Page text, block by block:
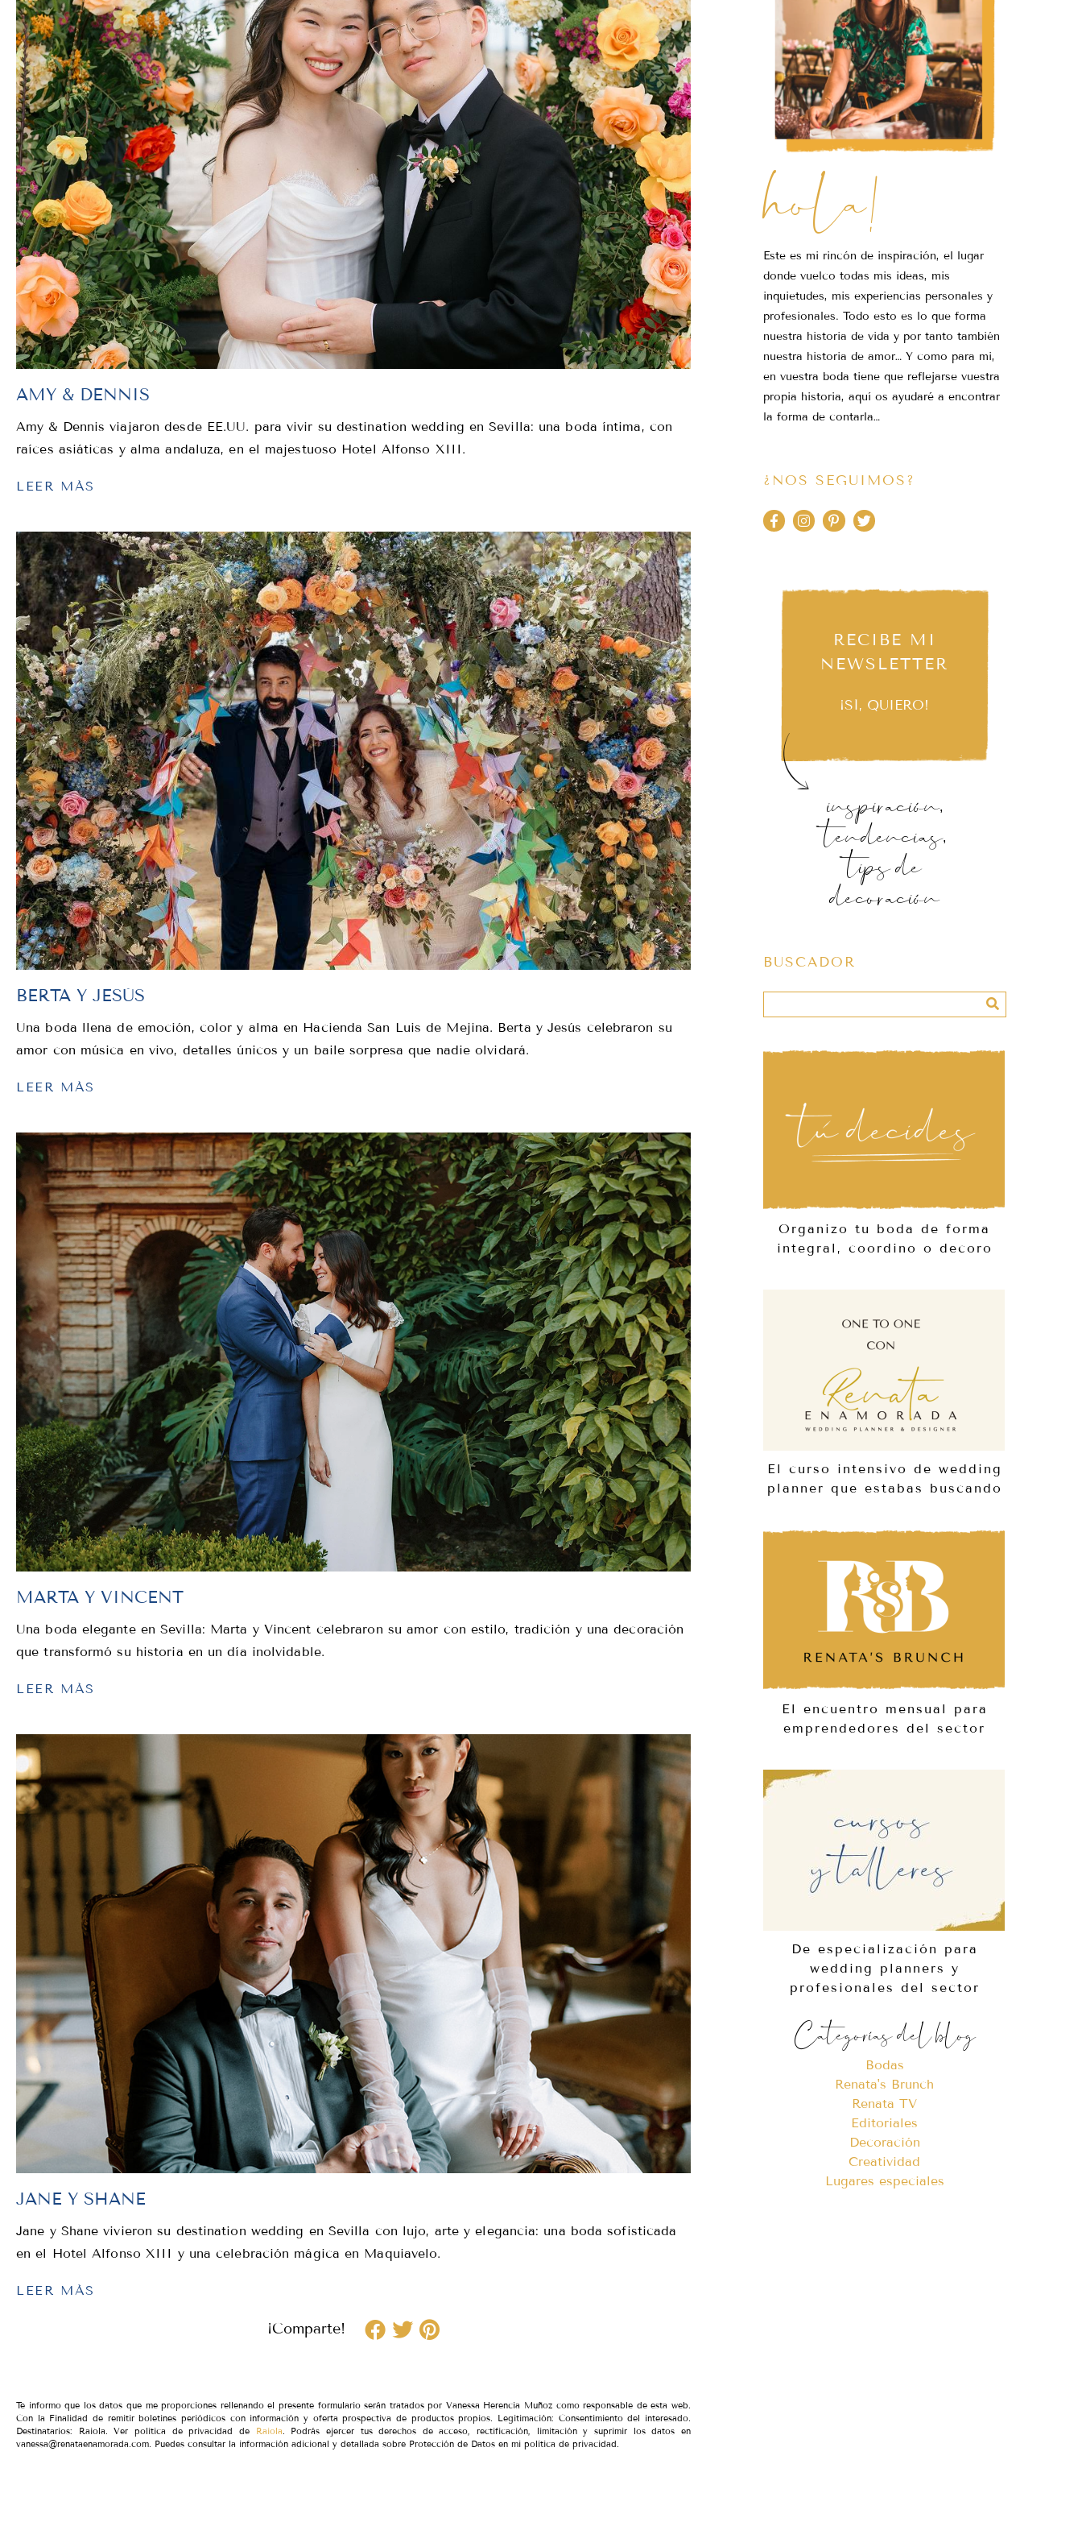
AMY & DENNIS
Amy & Dennis viajaron desde EE.UU. para vivir su destination wedding en Sevilla: una boda íntima, con
raíces asiáticas y alma andaluza, en el majestuoso Hotel Alfonso XIII.
LEER MÁS
BERTA Y JESÚS
Una boda llena de emoción, color y alma en Hacienda San Luis de Mejina. Berta y Jesús celebraron su
amor con música en vivo, detalles únicos y un baile sorpresa que nadie olvidará.
LEER MÁS
MARTA Y VINCENT
Una boda elegante en Sevilla: Marta y Vincent celebraron su amor con estilo, tradición y una decoración
que transformó su historia en un día inolvidable.
LEER MÁS
JANE Y SHANE
Jane y Shane vivieron su destination wedding en Sevilla con lujo, arte y elegancia: una boda sofisticada
en el Hotel Alfonso XIII y una celebración mágica en Maquiavelo.
LEER MÁS
¡Comparte!
Te informo que los datos que me proporciones rellenando el presente formulario serán tratados por Vanessa Herencia Muñoz como responsable de esta web.
Con la Finalidad de remitir boletines periódicos con información y oferta prospectiva de productos propios. Legitimación: Consentimiento del interesado.
Destinatarios: Raiola. Ver política de privacidad de
Raiola. Podrás ejercer tus derechos de acceso, rectificación, limitación y suprimir los datos en
vanessa@renataenamorada.com. Puedes consultar la información adicional y detallada sobre Protección de Datos en mi política de privacidad.
hola!
Este es mi rincón de inspiración, el lugar
donde vuelco todas mis ideas, mis
inquietudes, mis experiencias personales y
profesionales. Todo esto es lo que forma
nuestra historia de vida y por tanto también
nuestra historia de amor… Y como para mi,
en vuestra boda tiene que reflejarse vuestra
propia historia, aquí os ayudaré a encontrar
la forma de contarla…
¿NOS SEGUIMOS?
RECIBE MI
NEWSLETTER
¡SÍ, QUIERO!
inspiración,
tendencias,
tips de
decoración
BUSCADOR
Organizo tu boda de forma
integral, coordino o decoro
El curso intensivo de wedding
planner que estabas buscando
El encuentro mensual para
emprendedores del sector
De especialización para
wedding planners y
profesionales del sector
Categorías del blog
Bodas
Renata's Brunch
Renata TV
Editoriales
Decoración
Creatividad
Lugares especiales